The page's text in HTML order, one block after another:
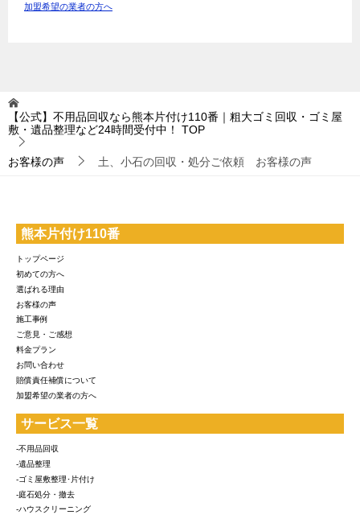
加盟希望の業者の方へ
【公式】不用品回収なら熊本片付け110番｜粗大ゴミ回収・ゴミ屋
敷・遺品整理など24時間受付中！
TOP
お客様の声 土、小石の回収・処分ご依頼 お客様の声
熊本片付け110番
トップページ
初めての方へ
選ばれる理由
お客様の声
施工事例
ご意見・ご感想
料金プラン
お問い合わせ
賠償責任補償について
加盟希望の業者の方へ
サービス一覧
-不用品回収
-遺品整理
-ゴミ屋敷整理･片付け
-庭石処分・撤去
-ハウスクリーニング